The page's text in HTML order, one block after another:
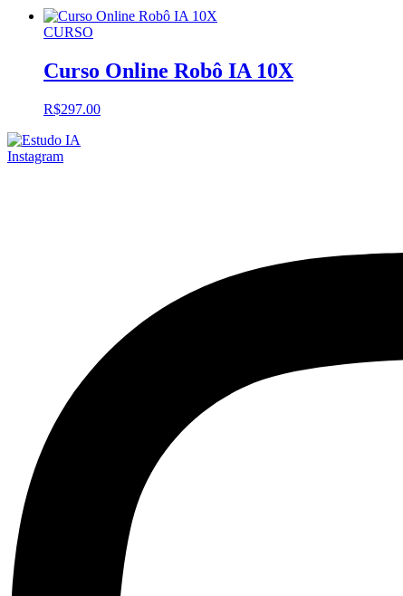
CURSO
Curso Online Robô IA 10X
R$297.00
Instagram